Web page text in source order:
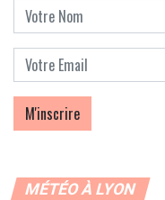
MÉTÉO À LYON